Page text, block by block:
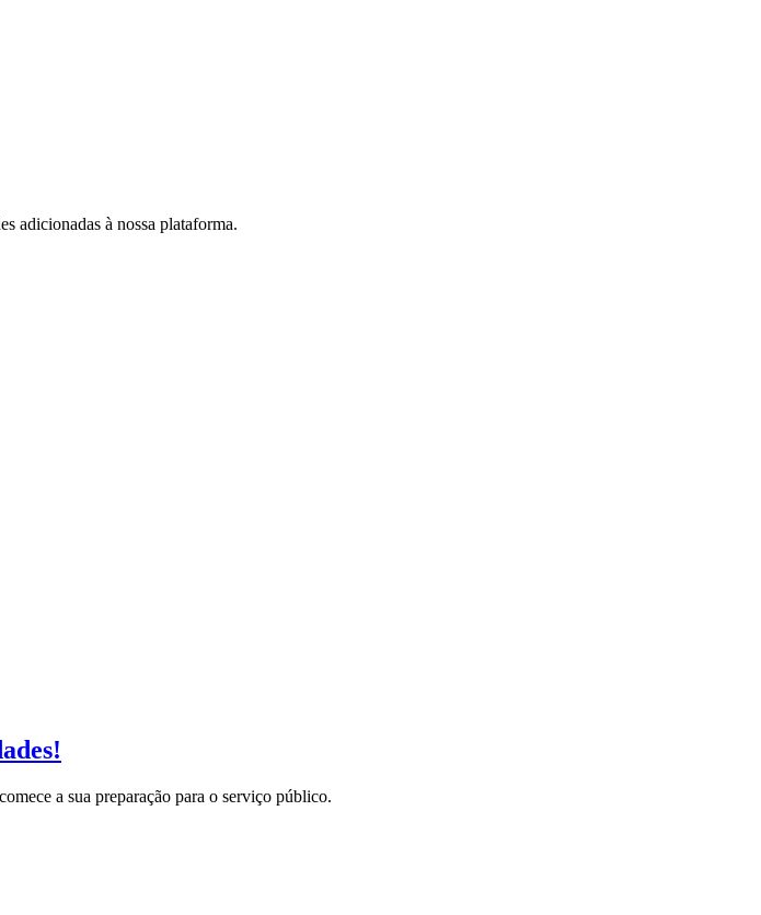
adicionadas à nossa plataforma.
a sua preparação para o serviço público.